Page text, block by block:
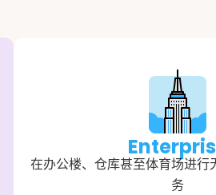
在办公楼、仓库甚至体育场进行
务